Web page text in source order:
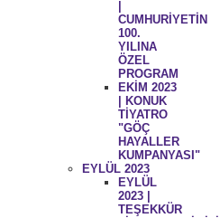
CUMHURİYETİN
100.
YILINA
ÖZEL
PROGRAM
EKİM 2023
| KONUK
TİYATRO
"GÖÇ
HAYALLER
KUMPANYASI"
EYLÜL 2023
EYLÜL
2023 |
TEŞEKKÜR